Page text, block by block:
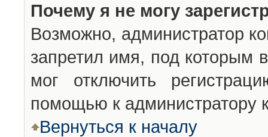
Почему я не могу
Возможно, администратор
запретил имя, под которым
мог отключить
помощью к администратору
Вернуться к началу